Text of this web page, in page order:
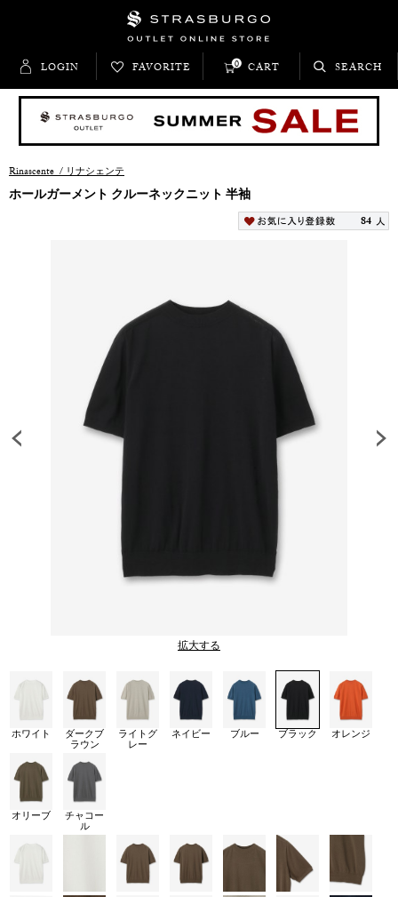
LOGIN FAVORITE CART
0 SEARCH
Rinascente/リナシェンテ
ホールガーメント クルーネックニット 半袖
84
拡大する
ホワイト ダークブ
ラウン
ライトグ
レー
ネイビー ブルー ブラック オレンジ
オリーブ チャコー
ル